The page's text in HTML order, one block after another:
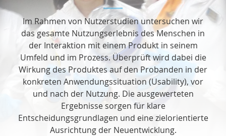
Im Rahmen von Nutzerstudien untersuchen wir
das gesamte Nutzungserlebnis des Menschen in
der Interaktion mit einem Produkt in seinem
Umfeld und im Prozess. Überprüft wird dabei die
Wirkung des Produktes auf den Probanden in der
konkreten Anwendungssituation (Usability), vor
und nach der Nutzung. Die ausgewerteten
Ergebnisse sorgen für klare
Entscheidungsgrundlagen und eine zielorientierte
Ausrichtung der Neuentwicklung.